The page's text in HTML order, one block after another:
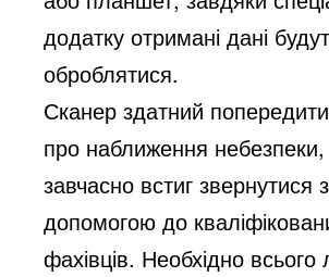
додатку отримані дані
оброблятися.
Сканер здатний
про наближення
завчасно встиг звернутися
допомогою до
фахівців. Необхідно